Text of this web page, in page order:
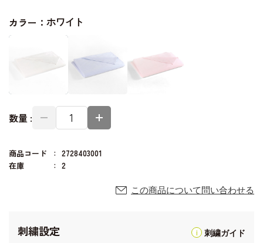
カラー： ホワイト
数量 :
商品コード
2728403001
在庫
2
この商品について問い合わせる
刺繍設定 刺繍ガイド